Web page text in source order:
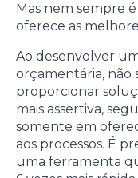
Mas nem sempre
oferece as
Ao desenvolver
orçamentária, não
proporcionar
mais assertiva,
somente em
aos processos. É
uma ferramenta